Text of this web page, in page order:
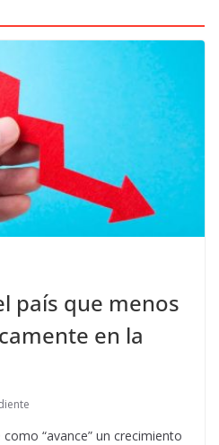
país que menos
en la
“avance” un crecimiento